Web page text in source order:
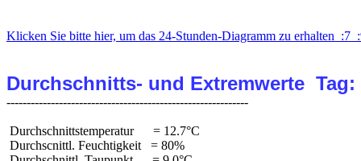
Klicken Sie bitte hier, um das 24-Stunden-Diagramm zu erhalten  :7
Durchschnitts- und Extremwerte  Tag:
Durchschnittstemperatur      = 12.7°C
Durchscnittl. Feuchtigkeit   = 80%